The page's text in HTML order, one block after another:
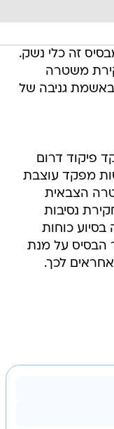
זה כלי נשק.
משטרה
גניבה של
פיקוד דרום
מפקד עוצבת
הצבאית
נסיבות
כוחות
הבסיס על מנת
לכך.